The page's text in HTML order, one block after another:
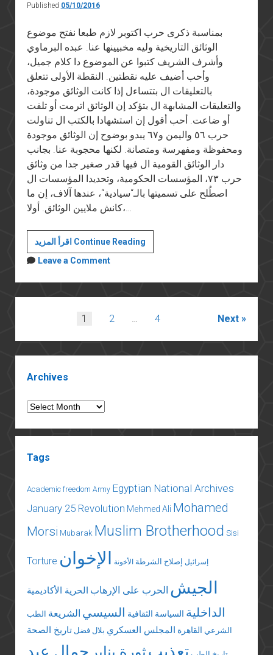
Published 05/10/2016
بمناسبة ذكرى حرب اكتوبر لازم طبعا نفتح موضوع
الوثائق التاريخية وليه مخبيينها عنا. عبده البرماوي
وأشرف الشريف كتبوا عن الموضوع دا كلام جميل،
وأحب أضيف عليه نقطتين. النقطة الأولى تتعلق
بالتعليقات ال بتتساءل إذا كانت الوثائق موجودة،
والتعليقات المشابهة ال بتؤكد إن الوثائق اترمت أو تلفت
أو ضاعت. أحب أقول إن استشهادا بالكتب ال تناولت
حرب ٥٦ واليمن و٦٧ يبدو بوضوح إن الوثائق موجودة
ومحفوظة ومفهرسة ومتصانة. لكنها محجوبة عنا. بجانب
دار الوثائق القومية ال فيها قدر صغير جدا من وثائق
حرب ٧٣، المؤسسات الحكومية، وتحديدا المؤسسات ال
اصطُلح على تسميتها بالـ“سيادية“، عندها آلاف، إن ما
كانش ملايين الوثائق. أولا،…
اقرأ المزيد Continue Readingللمرة
المليون:
وثائق
حرب
اكتوبر؟
Leave a Comment
1 2 … 4 Next
Archives
Archives
Tags
Academic freedom Army Egyptian National Archives
January 25 Revolution Mehmed Ali Mohamed
Morsi Mubarak Muslim Brotherhood Sisi
Torture إسرائيل إصلاح الشرطة الأخونة الإخوان
الجيش الحرب على الإرهاب الحرية الأكاديمية
الداخلية السياسة الثقافية السيسي الشريعة الطب
الشرعي القاهرة المجلس العسكري بلال فضل تاريخ الصحة
تعذيب جمال عبد